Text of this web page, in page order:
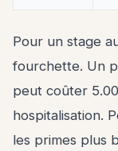
Pour un stage
fourchette. Un
peut coûter
hospitalisation.
les primes plus